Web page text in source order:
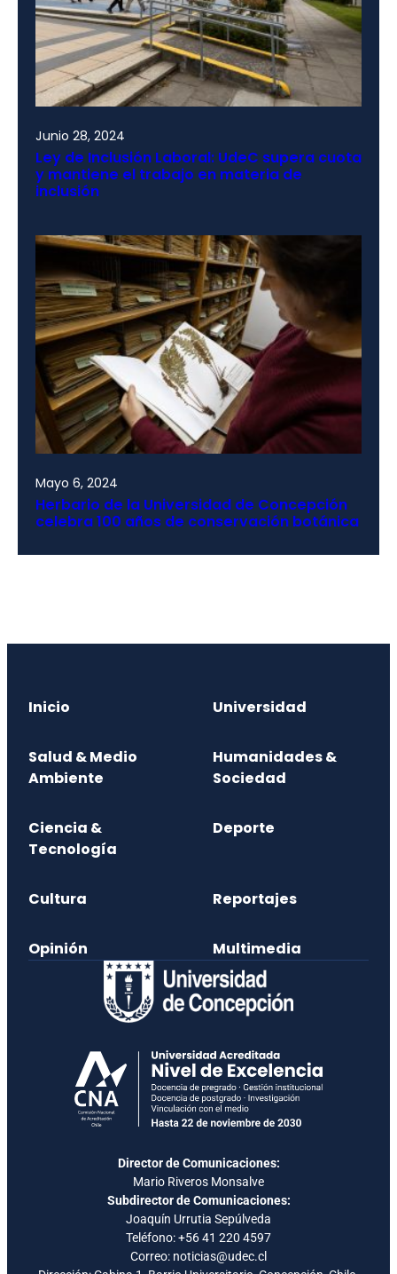
Junio 28, 2024
Ley de Inclusión Laboral: UdeC supera cuota
y mantiene el trabajo en materia de
inclusión
Mayo 6, 2024
Herbario de la Universidad de Concepción
celebra 100 años de conservación botánica
Inicio Universidad
Salud & Medio
Ambiente
Humanidades &
Sociedad
Ciencia &
Tecnología
Deporte
Cultura Reportajes
Opinión Multimedia
Director de Comunicaciones:
Mario Riveros Monsalve
Subdirector de Comunicaciones:
Joaquín Urrutia Sepúlveda
Teléfono:+56 41 220 4597
Correo: noticias@udec.cl